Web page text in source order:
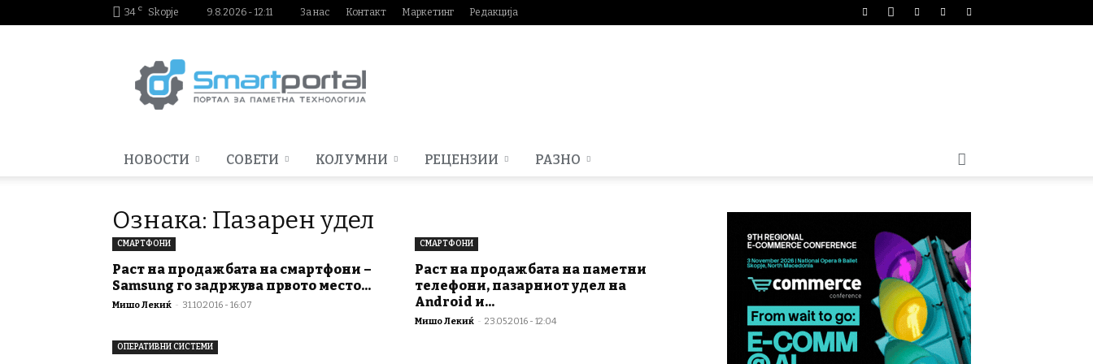
34 C Skopje 9.8.2026 - 12:11 За нас Контакт Маркетинг Редакција
НОВОСТИ СОВЕТИ КОЛУМНИ РЕЦЕНЗИИ РАЗНО
Ознака: Пазарен удел
СМАРТФОНИ
Раст на продажбата на смартфони –
Samsung го задржува првото место...
Мишо Лекиќ - 31.10.2016 - 16:07
СМАРТФОНИ
Раст на продажбата на паметни
телефони, пазарниот удел на
Android и...
Мишо Лекиќ - 23.05.2016 - 12:04
ОПЕРАТИВНИ СИСТЕМИ